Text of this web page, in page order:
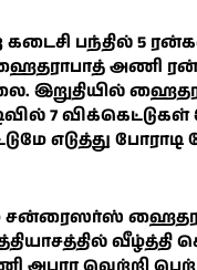
கடைசி பந்தில் 5
அணி ரன்
இறுதியில்
7 விக்கெட்டுகள்
எடுத்து
சன்ரைஸர்ஸ்